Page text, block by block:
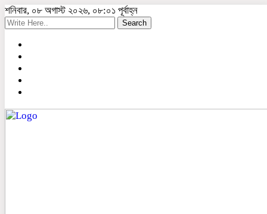
শনিবার, ০৮ অগাস্ট ২০২৬, ০৮:০১ পূর্বাহ্ন
Search